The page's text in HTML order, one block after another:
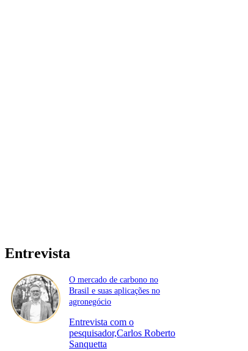
Entrevista
O mercado de carbono no
Brasil e suas aplicações no
agronegócio
Entrevista com o
pesquisador,Carlos Roberto
Sanquetta